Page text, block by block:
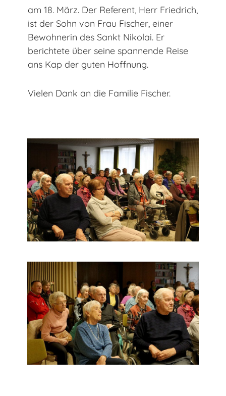
am 18. März. Der Referent, Herr Friedrich,
ist der Sohn von Frau Fischer, einer
Bewohnerin des Sankt Nikolai. Er
berichtete über seine spannende Reise
ans Kap der guten Hoffnung.
Vielen Dank an die Familie Fischer.